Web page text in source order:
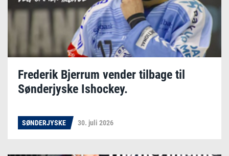
Frederik Bjerrum vender tilbage til
Sønderjyske Ishockey.
SØNDERJYSKE 30. juli 2026